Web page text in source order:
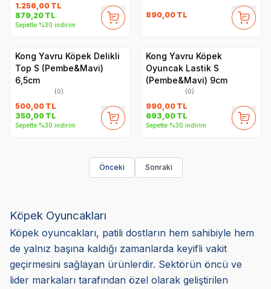
1.256,00 TL
879,20 TL
Sepette %30 indirim
890,00 TL
Kong Yavru Köpek Delikli
Top S (Pembe&Mavi)
6,5cm
(0)
500,00 TL
350,00 TL
Sepette %30 indirim
Kong Yavru Köpek
Oyuncak Lastik S
(Pembe&Mavi) 9cm
(0)
990,00 TL
693,00 TL
Sepette %30 indirim
Önceki Sonraki
Köpek Oyuncakları
Köpek oyuncakları, patili dostların hem sahibiyle hem
de yalnız başına kaldığı zamanlarda keyifli vakit
geçirmesini sağlayan ürünlerdir. Sektörün öncü ve
lider markaları tarafından özel olarak geliştirilen